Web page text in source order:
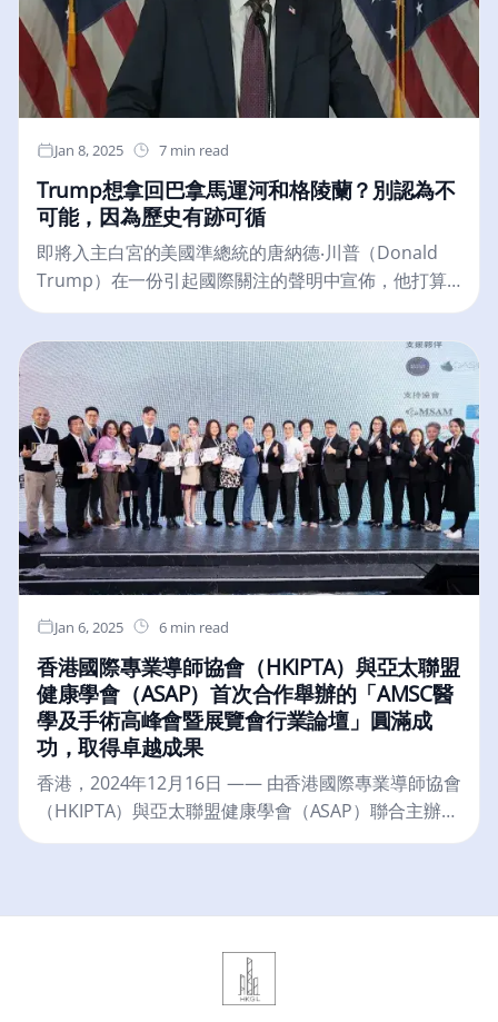
潛力的領域。DITP 表示，將持續透過市場行銷支援、
商業媒合及參與國際展會，協助泰國企業提升國際競
爭力，進一步拓展全球市場。FILMART 作為全球影視
產業的重要平台及亞洲最大的內容交易市場，每年吸
引超過 7,000 名來自世界各地的買家，尋求創新的電
影、電視節目、戲劇、影集及製作服務。此次參展將
成為泰國娛樂產業進軍國際市場的重要契機，為泰國
企業提供展示實力的絕佳舞台。DITP 將於展會期間安
排商業媒合活動，協助企業銷售內容、促成國際合製
計畫，並推動戰略投資與合作夥伴關係。2025 年，
球市場展示泰國娛樂產業的無限潛力，進一步提升國
際形象，並呼應政府推動的「軟實力」政策。此次代
表團由 37 家泰國企業組成，涵蓋多個核心領域：包括
15 家頂級電影與動畫製作及發行公司、6 家提供國際
級製作與後期製作服務的供應商、6....
Jan 8, 2025 7 min read
Trump想拿回巴拿馬運河和格陵蘭？別認為不
可能，因為歷史有跡可循
即將入主白宮的美國準總統的唐納德‧川普（Donald
Trump）在一份引起國際關注的聲明中宣佈，他打算
使用「經濟力量」取得巴拿馬運河和格陵蘭的控制
權。以經濟安全和中國對全球重要基礎設施日益增長
的影響力為由，特朗普的言論引發了美國與這些領土
之間複雜的歷史關係。他的言論再次激起人們對美帝
主義、戰略資產以及 21 世紀推動地緣政治演習的經濟
力量的討論。巴拿馬運河對美國的戰略地位與歷史背
景巴拿馬運河–連接大西洋和太平洋的工程奇蹟和重要
貿易通道–長期以來一直是美國全球影響力的象徵。從
20 世紀初開始，運河的歷史就與美國的經濟和戰略野
心深深交織在一起。美國控制的起源1903 年，在支持
巴拿馬脫離哥倫比亞獨立後，美國取得了一份條約，
賦予其對巴拿馬運河區的主權。美國隨後監督了運河
的建設，並於 1914 年啟用。這項基礎設施工程是一項
不朽的成就，它重塑了全球貿易航線，大大縮短了海
上旅行的時間和成本。在 20 世紀的大部分時間裡，運
河都是美國經濟和軍事戰略的基石。它促進了貿易，
並確保了海軍在各大洋之間的快速部署，鞏固了美國
作為全球超級大國的地位。然而，巴拿馬國內對美國
控制權的緊張情緒一直揮之不去，最終在 1977 年的談
拿馬的經濟足跡。通過其 「一帶一路 」倡議，中國在
拉丁美洲進行了大量投資，包括運河附近的港口設施
和物流樞紐。總部位於香港的和記黃埔在運河兩端經
營碼頭。雖然這些投資表面上是商業性的，但卻引起
Jan 6, 2025 6 min read
香港國際專業導師協會（HKIPTA）與亞太聯盟
健康學會（ASAP）首次合作舉辦的「AMSC醫
學及手術高峰會暨展覽會行業論壇」圓滿成
功，取得卓越成果
香港，2024年12月16日 —— 由香港國際專業導師協會
（HKIPTA）與亞太聯盟健康學會（ASAP）聯合主辦的
「AMSC美容醫學及手術高峰會暨展覽會行業板塊論
業專家、美容學校校長老師、從業員與及相關產業精
英，共同探討美容行業的未來發展及專業交流，並分
享行業最新的技術與趨勢。論壇主題：連接未來，共
融進步旨在促進美容及醫學美容領域的專業交流，並